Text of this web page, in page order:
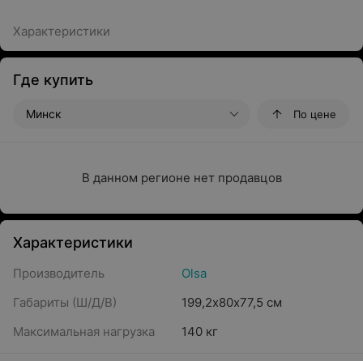
Характеристики
Где купить
Минск По цене
В данном регионе нет продавцов
Характеристики
Производитель
Olsa
Габариты (Ш/Д/В)
199,2х80х77,5 см
Максимальная нагрузка
140 кг